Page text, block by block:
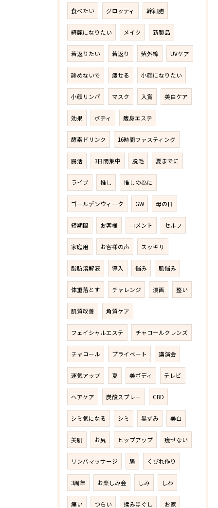
食べたい グロッティ 幹細胞
綺麗になりたい メイク 新製品
若返りたい 若返り 紫外線 UVケア
諦めないで 痩せる 小顔になりたい
小顔リンパ マスク 入賞 美白ケア
効果 ボティ 痩身エステ
酵素ドリンク 16時間ファスティング
腸活 3日間集中 脱毛 夏までに
ライブ 推し 推しの為に
ゴールデンウィーク GW 母の日
短期間 お客様 コメント セルフ
家庭用 お客様の声 スッキリ
脂肪溶解液 導入 悩み 肌悩み
体重落とす チャレンジ 漫画 整い
肌質改善 角質ケア
フェイシャルエステ チャコールクレンズ
チャコール プライベート 講演会
運気アップ 夏 美ボディ テレビ
ヘアケア 炭酸スプレー CBD
シミ気になる シミ 黒ずみ 美白
美肌 お尻 ヒップアップ 痩せない
リンパマッサージ 腸 くびれ作り
3周年 お楽しみ会 しみ しわ
痛い つらい 揉みほぐし お家